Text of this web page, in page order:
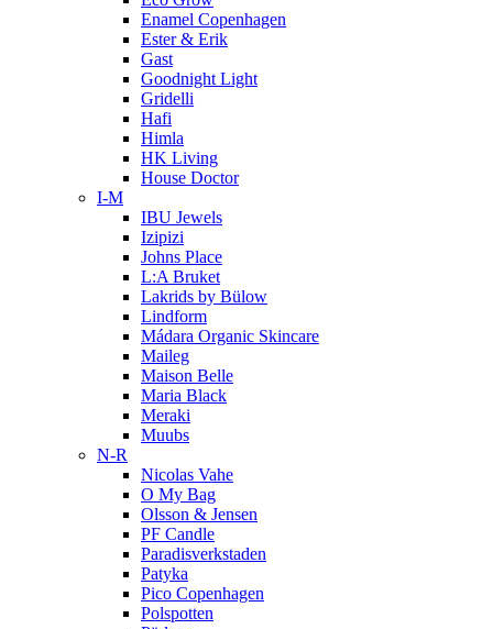
Enamel Copenhagen
Ester & Erik
Gast
Goodnight Light
Gridelli
Hafi
Himla
HK Living
House Doctor
I-M
IBU Jewels
Izipizi
Johns Place
L:A Bruket
Lakrids by Bülow
Lindform
Mádara Organic Skincare
Maileg
Maison Belle
Maria Black
Meraki
Muubs
N-R
Nicolas Vahe
O My Bag
Olsson & Jensen
PF Candle
Paradisverkstaden
Patyka
Pico Copenhagen
Polspotten